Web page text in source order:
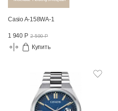
Casio A-158WA-1
1 940 Р 2 590 Р
Купить